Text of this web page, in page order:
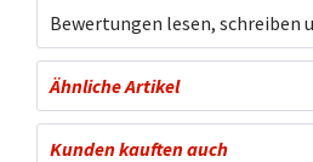
Bewertungen lesen, schreiben
Ähnliche Artikel
Kunden kauften auch